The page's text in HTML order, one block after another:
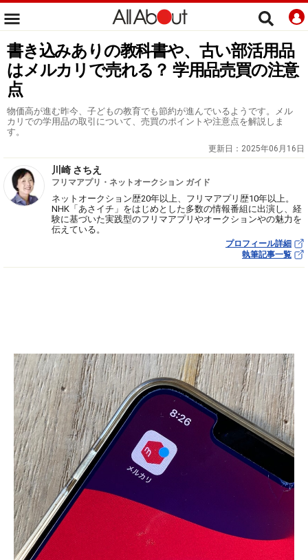
書き込みありの教科書や、古い部活用品
はメルカリで売れる？ 学用品売買の注意
点
物価高が進む昨今、子どもの教育でも節約が進んでいるようです。メル
カリでの学用品の取引について、売買のポイントや注意点を解説しま
す。
更新日： 2025年06月16日
川崎 さちえ
フリマアプリ・ネットオークション ガイド
ネットオークション歴20年以上、フリマアプリ歴10年以上。
NHK「あさイチ」をはじめとした多数の情報番組に出演し、経
験に基づいた実践型のフリマアプリやオークションやの魅力を
伝えている。
プロフィール詳細
執筆記事一覧